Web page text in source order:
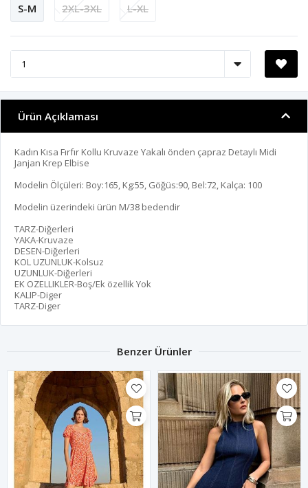
S-M 2XL-3XL L-XL
Ürün Açıklaması
Kadın Kısa Fırfır Kollu Kruvaze Yakalı önden çapraz Detaylı Midi
Janjan Krep Elbise
Modelin Ölçüleri: Boy:165, Kg:55, Göğüs:90, Bel:72, Kalça: 100
Modelin üzerindeki ürün M/38 bedendir
TARZ-Diğerleri
YAKA-Kruvaze
DESEN-Diğerleri
KOL UZUNLUK-Kolsuz
UZUNLUK-Diğerleri
EK OZELLIKLER-Boş/Ek özellik Yok
KALIP-Diger
TARZ-Diger
Benzer Ürünler